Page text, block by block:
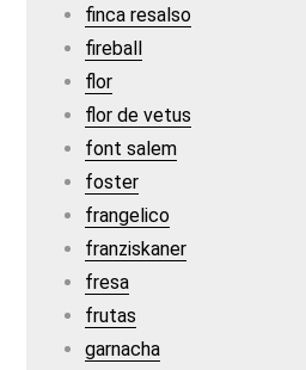
finca resalso
fireball
flor
flor de vetus
font salem
foster
frangelico
franziskaner
fresa
frutas
garnacha